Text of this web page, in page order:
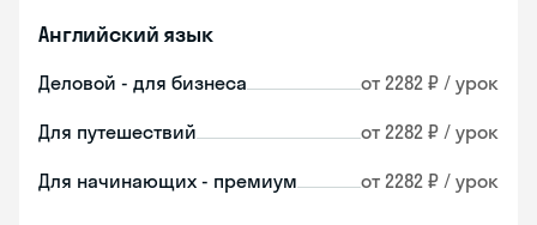
Английский язык
Деловой - для бизнеса от 2282 ₽ / урок
Для путешествий от 2282 ₽ / урок
Для начинающих - премиум от 2282 ₽ / урок